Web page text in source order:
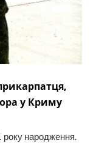
у Криму
народження.